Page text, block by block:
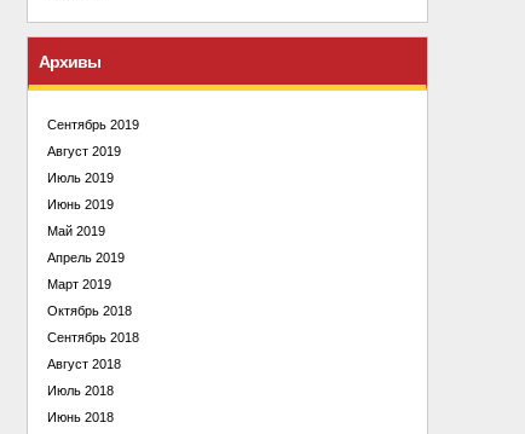
Архивы
Сентябрь 2019
Август 2019
Июль 2019
Июнь 2019
Май 2019
Апрель 2019
Март 2019
Октябрь 2018
Сентябрь 2018
Август 2018
Июль 2018
Июнь 2018